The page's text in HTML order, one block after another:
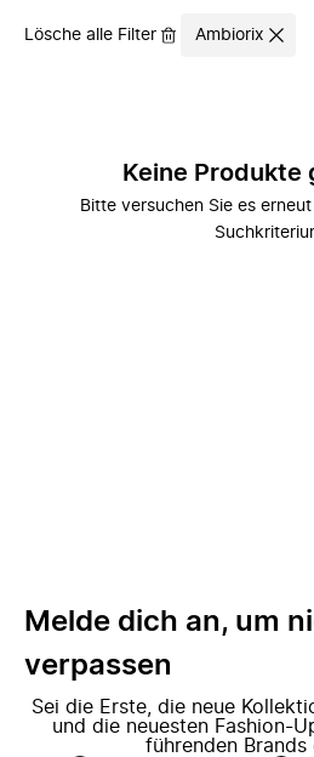
Lösche alle Filter Ambiorix
Keine Produkte
Bitte versuchen Sie es
Melde dich an, um
verpassen
Sei die Erste, die neue
und die neuesten Fashion-
führenden Brands